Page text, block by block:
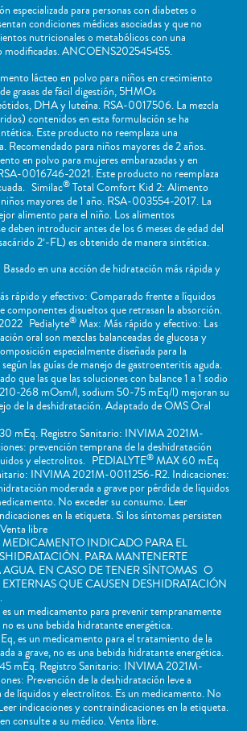
especializada para personas con diabetes o
condiciones médicas asociadas y que no
nutricionales o metabólicos con una
modificadas. ANCOENS202545455.
lácteo en polvo para niños en crecimiento
grasas de fácil digestión, 5HMOs
DHA y luteína. RSA-0017506. La mezcla
contenidos en esta formulación se ha
Este producto no reemplaza una
Recomendado para niños mayores de 2 años.
en polvo para mujeres embarazadas y en
0016746-2021. Este producto no reemplaza
Similac®Total Comfort Kid 2: Alimento
mayores de 1 año. RSA-003554-2017. La
alimento para el niño. Los alimentos
deben introducir antes de los 6 meses de edad del
2’-FL) es obtenido de manera sintética.
en una acción de hidratación más rápida y
rápido y efectivo: Comparado frente a líquidos
componentes disueltos que retrasan la absorción.
Pedialyte®Max: Más rápido y efectivo: Las
oral son mezclas balanceadas de glucosa y
especialmente diseñada para la
las guías de manejo de gastroenteritis aguda.
que las que las soluciones con balance 1 a 1 sodio
268 mOsm/l, sodium 50-75 mEq/l) mejoran su
de la deshidratación. Adaptado de OMS Oral
mEq. Registro Sanitario: INVIMA 2021M-
prevención temprana de la deshidratación
y electrolitos. PEDIALYTE®MAX 60 mEq
INVIMA 2021M-0011256-R2. Indicaciones:
moderada a grave por pérdida de líquidos
No exceder su consumo. Leer
en la etiqueta. Si los síntomas persisten
libre
INDICADO PARA EL
PARA MANTENERTE
EN CASO DE TENER SÍNTOMAS O
QUE CAUSEN DESHIDRATACIÓN
.
un medicamento para prevenir tempranamente
es una bebida hidratante energética.
es un medicamento para el tratamiento de la
a grave, no es una bebida hidratante energética.
mEq. Registro Sanitario: INVIMA 2021M-
Prevención de la deshidratación leve a
líquidos y electrolitos. Es un medicamento. No
indicaciones y contraindicaciones en la etiqueta.
consulte a su médico. Venta libre.